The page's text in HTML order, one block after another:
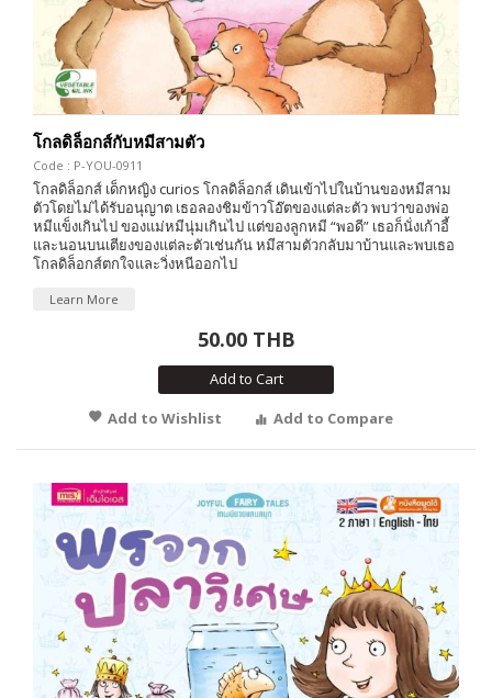
โกลดิล็อกส์กับหมีสามตัว
Code : P-YOU-0911
โกลดิล็อกส์ เด็กหญิง curios โกลดิล็อกส์ เดินเข้าไปในบ้านของหมีสาม
ตัวโดยไม่ได้รับอนุญาต เธอลองชิมข้าวโอ๊ตของแต่ละตัว พบว่าของพ่อ
หมีแข็งเกินไป ของแม่หมีนุ่มเกินไป แต่ของลูกหมี “พอดี” เธอก็นั่งเก้าอี้
และนอนบนเตียงของแต่ละตัวเช่นกัน หมีสามตัวกลับมาบ้านและพบเธอ
โกลดิล็อกส์ตกใจและวิ่งหนีออกไป
Learn More
50.00 THB
Add to Cart
Add to Wishlist
Add to Compare